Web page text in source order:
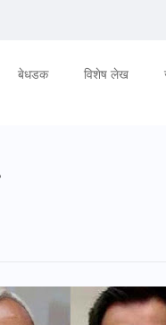
बेधडक विशेष लेख